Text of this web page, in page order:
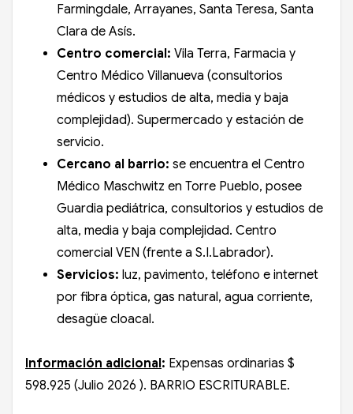
Farmingdale, Arrayanes, Santa Teresa, Santa
Clara de Asís.
Centro comercial: Vila Terra, Farmacia y
Centro Médico Villanueva (consultorios
médicos y estudios de alta, media y baja
complejidad). Supermercado y estación de
servicio.
Cercano al barrio: se encuentra el Centro
Médico Maschwitz en Torre Pueblo, posee
Guardia pediátrica, consultorios y estudios de
alta, media y baja complejidad. Centro
comercial VEN (frente a S.I.Labrador).
Servicios: luz, pavimento, teléfono e internet
por fibra óptica, gas natural, agua corriente,
desagüe cloacal.
Información adicional: Expensas ordinarias $
598.925 (Julio 2026 ). BARRIO ESCRITURABLE.